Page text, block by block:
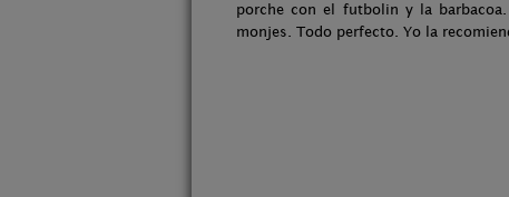
porche con el futbolin y la
monjes. Todo perfecto. Yo la